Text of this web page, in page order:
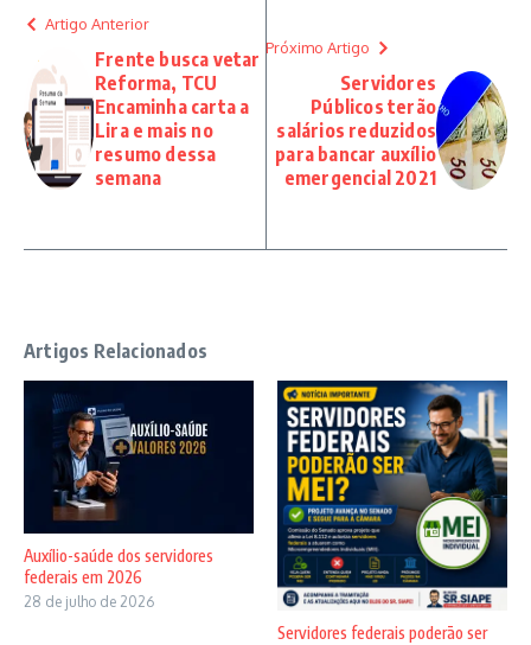
Artigo Anterior
Frente busca vetar
Reforma, TCU
Encaminha carta a
Lira e mais no
resumo dessa
semana
Próximo Artigo
Servidores
Públicos terão
salários reduzidos
para bancar auxílio
emergencial 2021
Artigos Relacionados
Auxílio-saúde dos servidores
federais em 2026
28 de julho de 2026
Servidores federais poderão ser